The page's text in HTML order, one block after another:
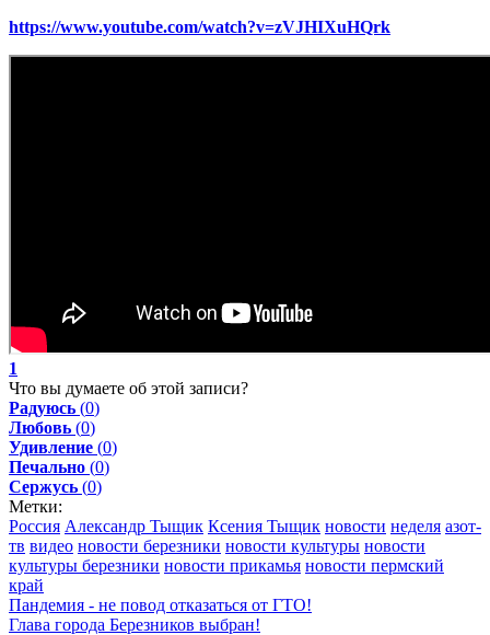
https://www.youtube.com/watch?v=zVJHIXuHQrk
1
Что вы думаете об этой записи?
Радуюсь (0)
Любовь (0)
Удивление (0)
Печально (0)
Сержусь (0)
Метки:
Россия Александр Тыщик Ксения Тыщик новости неделя азот-
тв видео новости березники новости культуры новости
культуры березники новости прикамья новости пермский
край
Пандемия - не повод отказаться от ГТО!
Глава города Березников выбран!